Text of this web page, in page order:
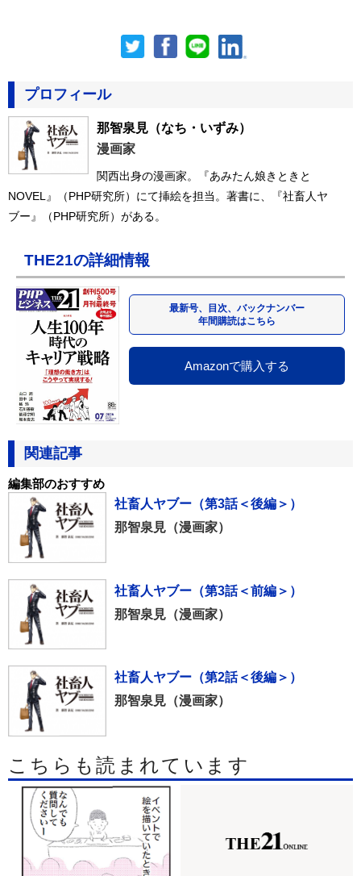
プロフィール
那智泉見 （なち・いずみ）
漫画家
関西出身の漫画家。『あみたん娘きときと
NOVEL』（PHP研究所）にて挿絵を担当。著書に、『社畜人ヤ
ブー』（PHP研究所）がある。
THE21の詳細情報
最新号、目次、バックナンバー
年間購読はこちら
Amazonで購入する
関連記事
編集部のおすすめ
社畜人ヤブー（第3話＜後編＞）
那智泉見（漫画家）
社畜人ヤブー（第3話＜前編＞）
那智泉見（漫画家）
社畜人ヤブー（第2話＜後編＞）
那智泉見（漫画家）
こちらも読まれています